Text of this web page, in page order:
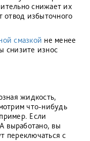
снижает их
отвод избыточного
смазкой не менее
снизите износ
жидкость,
что-нибудь
Если
выработано, вы
переключаться с